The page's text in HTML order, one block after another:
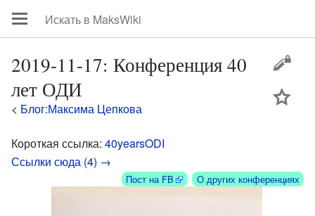
2019-11-17: Конференция 40
лет ОДИ
< Блог:Максима Цепкова
Короткая ссылка: 40yearsODI
Ссылки сюда (4) →
О других конференциях
Пост на FB